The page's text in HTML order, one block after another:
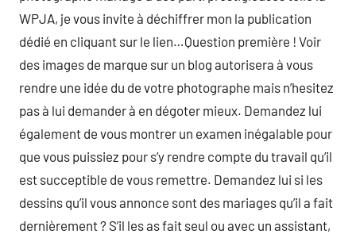
WPJA, je vous invite à déchiffrer mon la publication
dédié en cliquant sur le lien…Question première ! Voir
des images de marque sur un blog autorisera à vous
rendre une idée du de votre photographe mais n’hesitez
pas à lui demander à en dégoter mieux. Demandez lui
également de vous montrer un examen inégalable pour
que vous puissiez pour s’y rendre compte du travail qu’il
est succeptible de vous remettre. Demandez lui si les
dessins qu’il vous annonce sont des mariages qu’il a fait
dernièrement ? S’il les as fait seul ou avec un assistant,